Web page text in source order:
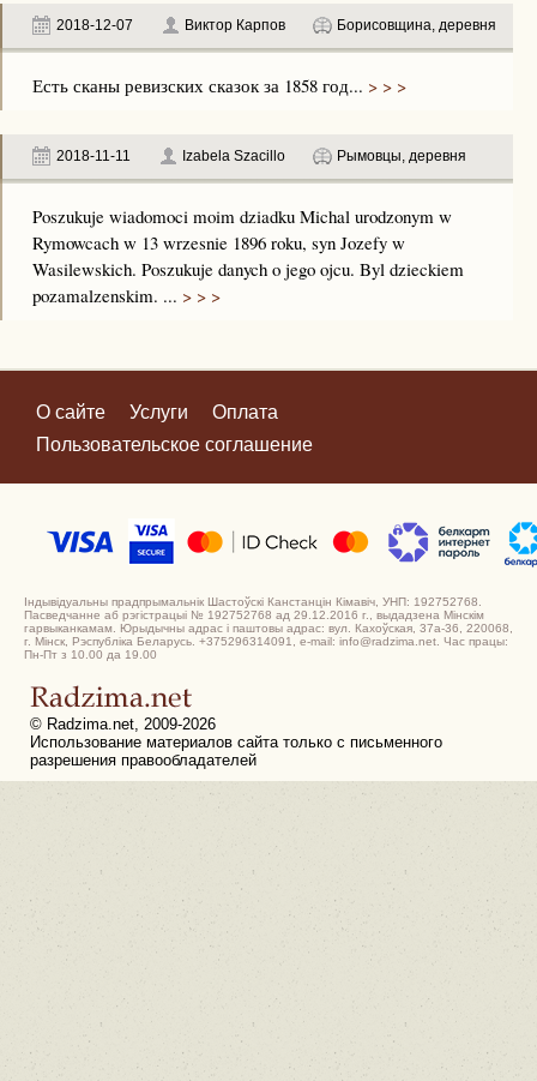
2018-12-07 Виктор Карпов Борисовщина, деревня
Есть сканы ревизских сказок за 1858 год... > > >
2018-11-11 Izabela Szacillo Рымовцы, деревня
Poszukuje wiadomoci moim dziadku Michal urodzonym w
Rymowcach w 13 wrzesnie 1896 roku, syn Jozefy w
Wasilewskich. Poszukuje danych o jego ojcu. Byl dzieckiem
pozamalzenskim. ... > > >
О сайте Услуги
Оплата
Пользовательское соглашение
Індывідуальны прадпрымальнік Шастоўскі Канстанцін Кімавіч, УНП: 192752768.
Пасведчанне аб рэгістрацыі № 192752768 ад 29.12.2016 г., выдадзена Мінскім
гарвыканкамам. Юрыдычны адрас і паштовы адрас: вул. Кахоўская, 37а-36, 220068,
г. Мінск, Рэспубліка Беларусь. +375296314091, e-mail: info@radzima.net. Час працы:
Пн-Пт з 10.00 да 19.00
© Radzima.net, 2009-2026
Использование материалов сайта только с письменного
разрешения правообладателей